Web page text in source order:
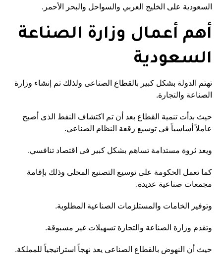
السعودية على الخليج العربي والسواحل والبحر الأحمر.
أهم أعمال وزارة الصناعة
السعودية
تهتم الدولة بشكل كبير بالقطاع الصناعى ولذلك تم إنشاء وزارة
الصناعة والتجارة.
حيث بدأت تنمية القطاع بعد أن تم اكتشاف النفط الذى أصبح
عاملاً أساسياً فى توسيع رقعة النظام الصناعي.
ويعد ثروة مستدامة تساهم بشكل كبير فى اقتصاد تنافسي.
كما تعمل الحكومة على توسيع التصنيع المحلى وذلك بإقامة
مجمعات صناعية عديدة.
وتوفير الخامات والمستلزمات الصناعية المطلوبة.
وتقدم وزارة الصناعة والتجارة تسهيلات غير مسبوقة.
حيث أن النهوض بالقطاع الصناعى يعد نهجاً استراتيجياً للمملكة.